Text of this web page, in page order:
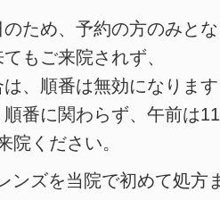
ため、予約の方のみと
もご来院されず、
、順番は無効になりま
番に関わらず、午前は
院ください。
ンズを当院で初めて処方